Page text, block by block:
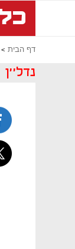
דף הבית
נדל''ן